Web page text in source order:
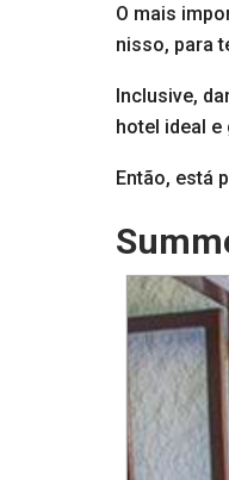
O mais
nisso, para
Inclusive,
hotel ideal
Então, está